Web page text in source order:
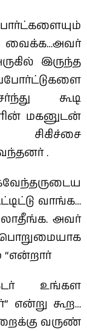
இருந்த
கூடி
மகனுடன்
சிகிச்சை
.
வாங்க…
அவர்
உங்கள
என்று கூற…
வருண்